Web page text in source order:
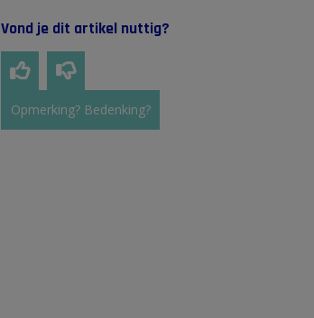
Vond je dit artikel nuttig?
Opmerking? Bedenking?